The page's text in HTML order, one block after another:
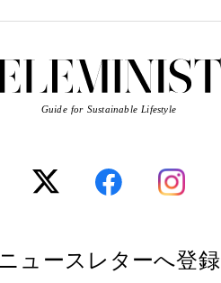
Guide for Sustainable Lifestyle
ニュースレターへ登録